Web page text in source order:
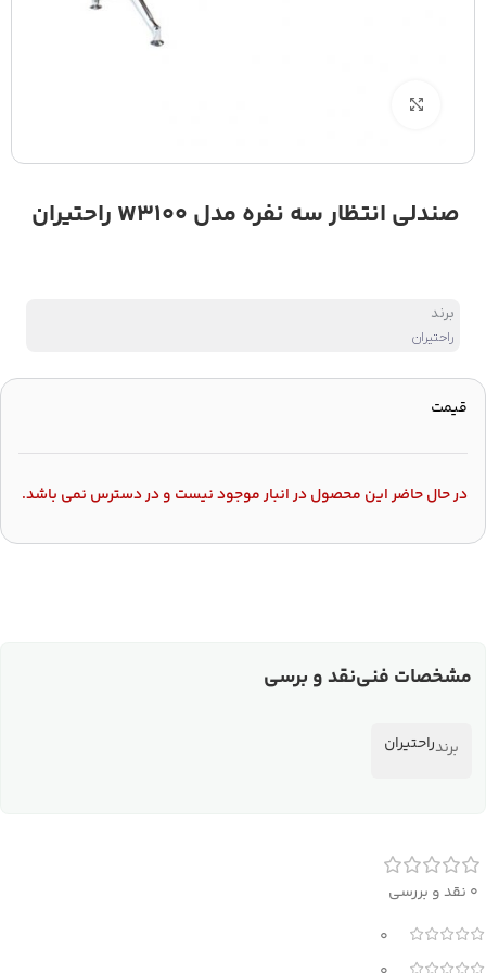
صندلی انتظار سه نفره مدل W3100 راحتیران
برند
راحتیران
قیمت
در حال حاضر این محصول در انبار موجود نیست و در دسترس نمی باشد.
مشخصات فنینقد و برسی
برندراحتیران
0 نقد و بررسی
0